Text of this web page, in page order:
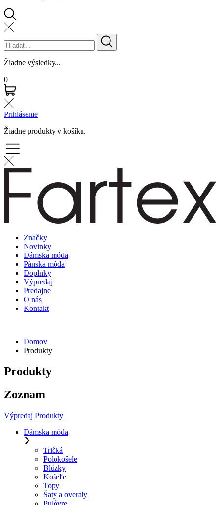
Žiadne výsledky...
0
Prihlásenie
Žiadne produkty v košíku.
Značky
Novinky
Dámska móda
Pánska móda
Doplnky
Výpredaj
Predajne
O nás
Kontakt
Domov
Produkty
Produkty
Zoznam
Výpredaj Produkty
Dámska móda
Tričká
Polokošele
Blúzky
Košeľe
Topy
Šaty a overaly
Pulóvre